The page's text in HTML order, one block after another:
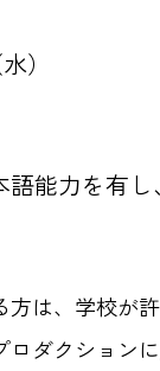
）
能力を有
は、学校が許
ダクション